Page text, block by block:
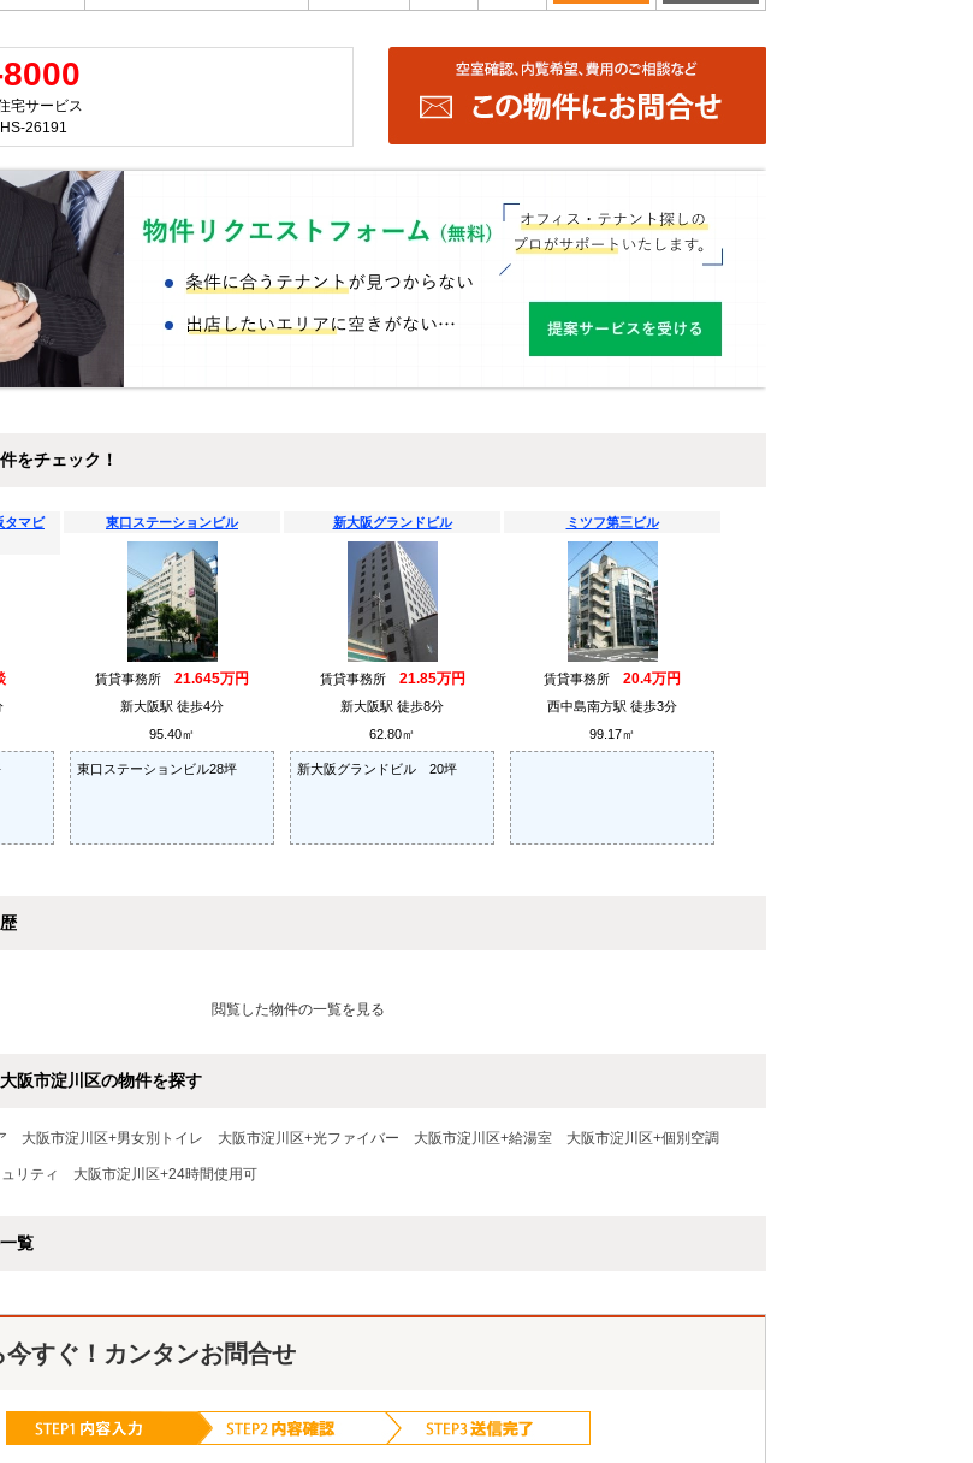
宅サービス
26191
をチェック！
タマビ
東口ステーションビル
賃貸事務所 21.645万円
新大阪駅 徒歩4分
95.40㎡
東口ステーションビル28坪
新大阪グランドビル
賃貸事務所 21.85万円
新大阪駅 徒歩8分
62.80㎡
新大阪グランドビル 20坪
ミツフ第三ビル
賃貸事務所 20.4万円
西中島南方駅 徒歩3分
99.17㎡
閲覧した物件の一覧を見る
阪市淀川区の物件を探す
大阪市淀川区+男女別トイレ 大阪市淀川区+光ファイバー 大阪市淀川区+給湯室 大阪市淀川区+個別空調
リティ 大阪市淀川区+24時間使用可
覧
すぐ！カンタンお問合せ